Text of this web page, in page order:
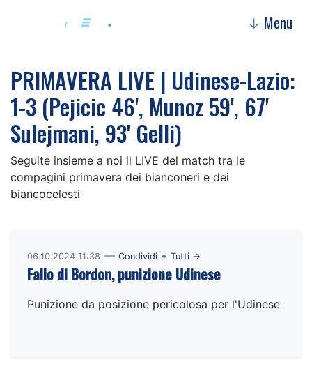
↓ Menu
PRIMAVERA LIVE | Udinese-Lazio:
1-3 (Pejicic 46', Munoz 59', 67'
Sulejmani, 93' Gelli)
Seguite insieme a noi il LIVE del match tra le
compagini primavera dei bianconeri e dei
biancocelesti
06.10.2024 11:38 — Condividi • Tutti →
Fallo di Bordon, punizione Udinese
Punizione da posizione pericolosa per l'Udinese